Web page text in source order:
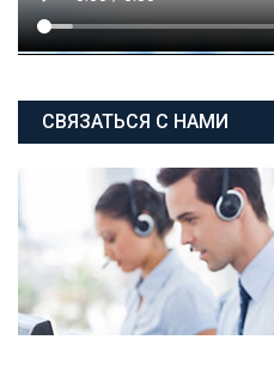
СВЯЗАТЬСЯ С НАМИ